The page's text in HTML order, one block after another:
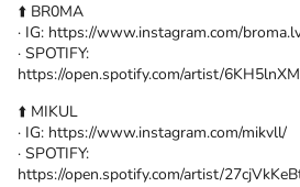
⬆️ BR0MA
· IG: https://www.instagram.com/
· SPOTIFY:
https://open.spotify.com/artist/
⬆️ MIKUL
· IG: https://www.instagram.com/mikvll/
· SPOTIFY:
https://open.spotify.com/artist/